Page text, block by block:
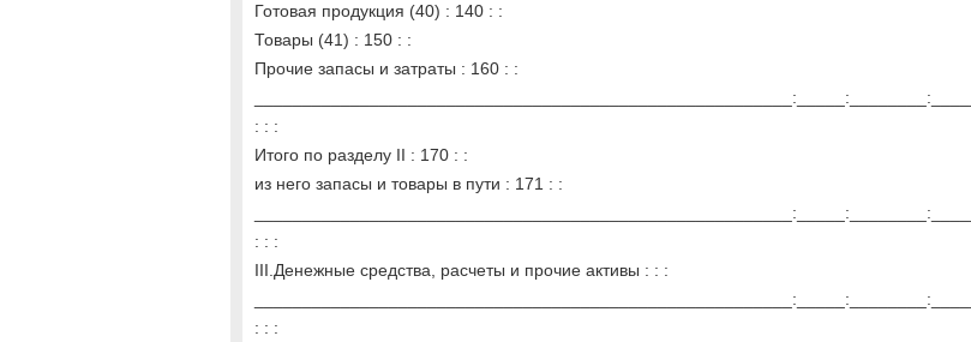
Готовая продукция (40) : 140 : :
Товары (41) : 150 : :
Прочие запасы и затраты : 160 : :
________________________________________________________:_____:________:_____
: : :
Итого по разделу II : 170 : :
из него запасы и товары в пути : 171 : :
________________________________________________________:_____:________:_____
: : :
III.Денежные средства, расчеты и прочие активы : : :
________________________________________________________:_____:________:_____
: : :